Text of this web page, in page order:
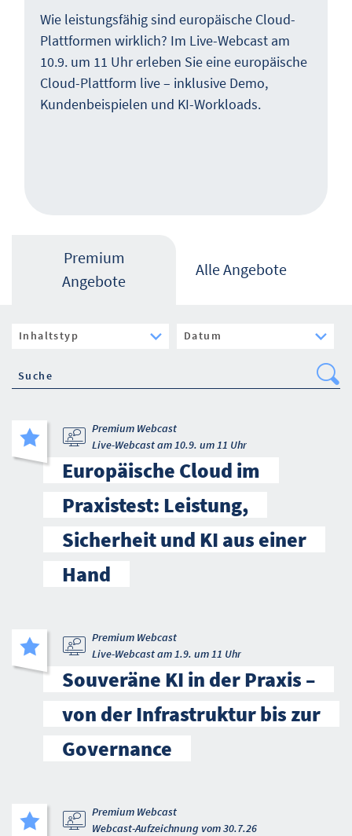
Wie leistungsfähig sind europäische Cloud-
Plattformen wirklich? Im Live-Webcast am
10.9. um 11 Uhr erleben Sie eine europäische
Cloud-Plattform live – inklusive Demo,
Kundenbeispielen und KI-Workloads.
Premium
Angebote
Alle Angebote
Premium Webcast
Live-Webcast am 10.9. um 11 Uhr
Europäische Cloud im
Praxistest: Leistung,
Sicherheit und KI aus einer
Hand
Premium Webcast
Live-Webcast am 1.9. um 11 Uhr
Souveräne KI in der Praxis –
von der Infrastruktur bis zur
Governance
Premium Webcast
Webcast-Aufzeichnung vom 30.7.26